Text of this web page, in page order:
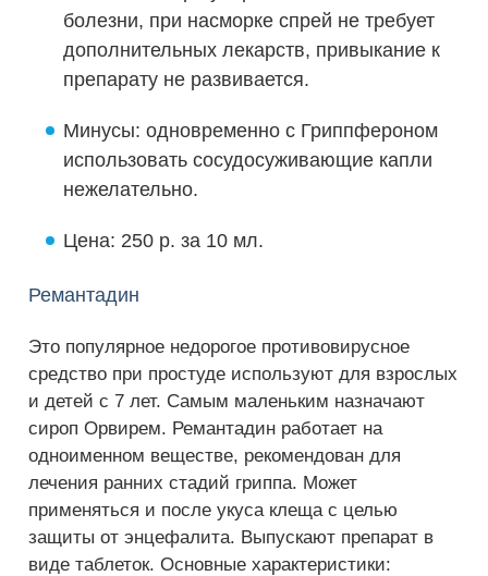
болезни, при насморке спрей не требует
дополнительных лекарств, привыкание к
препарату не развивается.
Минусы: одновременно с Гриппфероном
использовать сосудосуживающие капли
нежелательно.
Цена: 250 р. за 10 мл.
Ремантадин
Это популярное недорогое противовирусное
средство при простуде используют для взрослых
и детей с 7 лет. Самым маленьким назначают
сироп Орвирем. Ремантадин работает на
одноименном веществе, рекомендован для
лечения ранних стадий гриппа. Может
применяться и после укуса клеща с целью
защиты от энцефалита. Выпускают препарат в
виде таблеток. Основные характеристики: